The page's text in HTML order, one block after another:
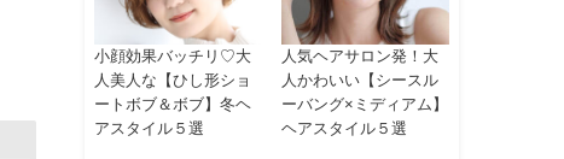
小顔効果バッチリ♡大
人美人な【ひし形ショ
ートボブ＆ボブ】冬ヘ
アスタイル５選
人気ヘアサロン発！大
人かわいい【シースル
ーバング×ミディアム】
ヘアスタイル５選